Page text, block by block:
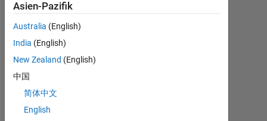
BEITRÄGE L
0
2
Asien-Pazifik
Australia (English)
India (English)
New Zealand (English)
中国
简体中文
English